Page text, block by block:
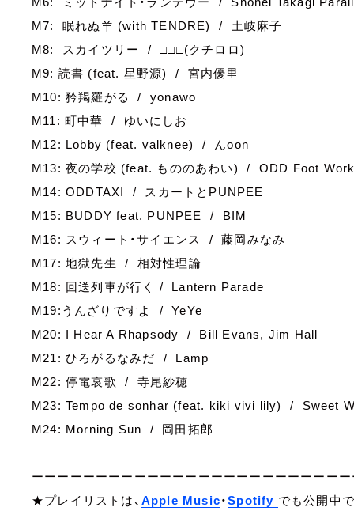
M7: 眠れぬ羊 (with TENDRE) / 土岐麻子
M8: スカイツリー / □□□(クチロロ)
M9: 読書 (feat. 星野源) / 宮内優里
M10: 矜羯羅がる / yonawo
M11: 町中華 / ゆいにしお
M12: Lobby (feat. valknee) / んoon
M13: 夜の学校 (feat. もののあわい) / ODD Foot
M14: ODDTAXI / スカートとPUNPEE
M15: BUDDY feat. PUNPEE / BIM
M16: スウィート・サイエンス / 藤岡みなみ
M17: 地獄先生 / 相対性理論
M18: 回送列車が行く / Lantern Parade
M19:うんざりですよ / YeYe
M20: I Hear A Rhapsody / Bill Evans, Jim Hall
M21: ひろがるなみだ / Lamp
M22: 停電哀歌 / 寺尾紗穂
M23: Tempo de sonhar (feat. kiki vivi lily) / Sweet
M24: Morning Sun / 岡田拓郎
ーーーーーーーーーーーーーーーーーーーーーーーーー
★プレイリストは、 Apple Music・Spotify でも公開中で